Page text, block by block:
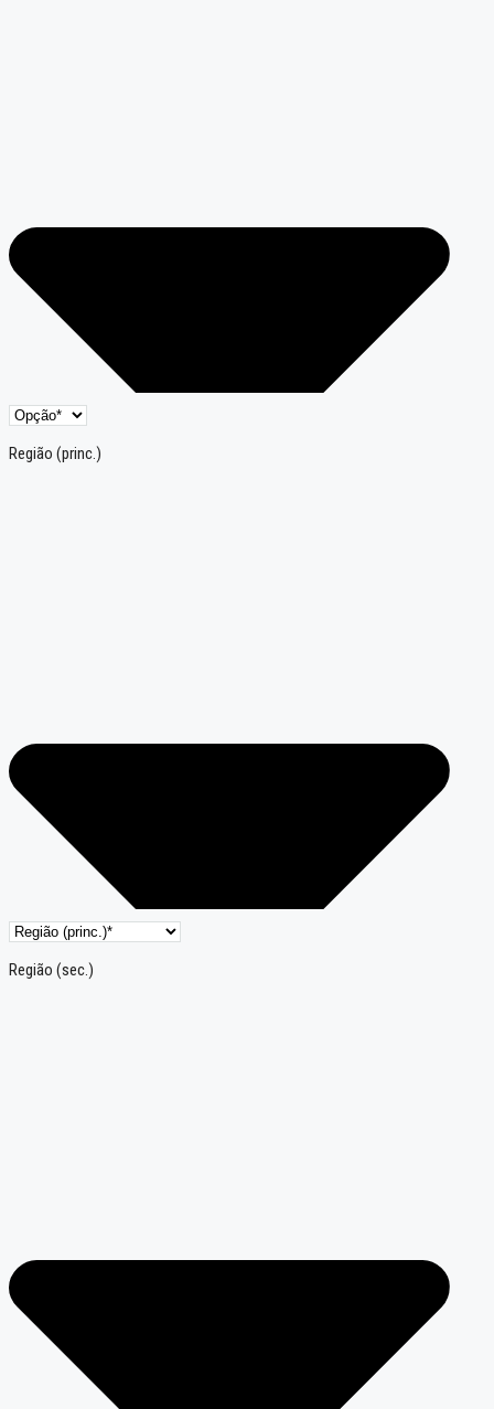
Região (princ.)
Região (sec.)